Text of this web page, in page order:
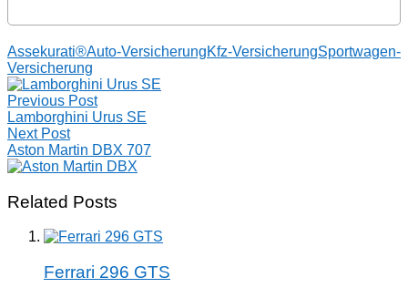
Assekurati®Auto-VersicherungKfz-VersicherungSportwagen-
Versicherung
Post
navigation
Previous Post
Lamborghini Urus SE
Next Post
Aston Martin DBX 707
Related Posts
Ferrari 296 GTS